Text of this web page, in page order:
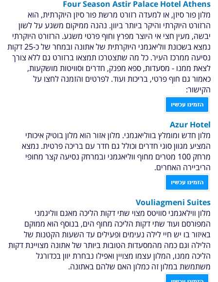
Four Season Astir Palace Hotel Athens
מלון פור סיזן, או למעדה רזורט מרשת פור סיזן היוקרתית, הוא
הרזורט היוקרתי והיקר ביותר ביוון. נהנה ממיקום משגע על לשון
יבשה, מעין חצי אי היוצר מפרץ וחוף פרטי משגע. הרזורט היוקרתי
נמצא בשכונת ווליאגמני היוקרתית של אתונה ובמחר של כ-25 דקות
נסיעה ממרכז העיר. כל מה שתצטרכו תמצאו ברזורט גם ללא צורך
לצאת ממנו - מסעדות, ספא מפנק, חדרים וסוויטות מושקעות,
כאמור גם חוף פרטי, בריכות ועוד. לפרטים והזמנה לחצו על
הקישור:
Azur Hotel
מלון חדש ומומלץ בווליאגמני. מלון אזור הוא מלון בוטיק איכותי
המציע מגוון סוגי חדרים וכולל גם חדר עם בריכה פרטית. נמצא
מרחק 100 מטרים מחוף ווליאגמני ובמרחק נסיעה קצר מחופי
הריביירה האחרים.
Vouliagmeni Suites
מלון ווילאגמני סוויטס מצוי שתי דקות הליכה מאגם ווליגמני
המפורסם ועוד שתי דקות הליכה מחוף הים, בנוסף הוא ממוקם
באיזור בו יש חיי לילה נעימים ופעילים עד השעות הקטנות של
הלילה וגם כמה מהמסעדות הטובות ביותר של אתונה מצויינת דקות
הליכה ממנו, המלון עצמו מצויין ואפילו נבחרת יוון בכדורגל
משתמשת במלון זה כמלון האם שלהם באתונה.